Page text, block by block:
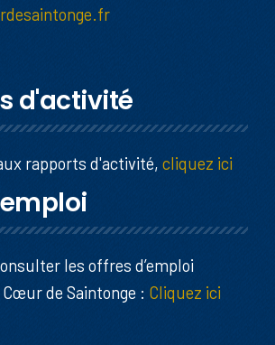
d'activité
rapports d'activité, cliquez ici
les offres d’emploi
de Saintonge : Cliquez ici